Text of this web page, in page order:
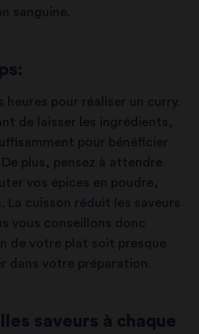
sanguine.
heures pour réaliser un curry.
de laisser les ingrédients,
pour bénéficier
plus, pensez à attendre
vos épices en poudre,
La cuisson réduit les saveurs
vous conseillons donc
de votre plat soit presque
dans votre préparation.
saveurs à chaque